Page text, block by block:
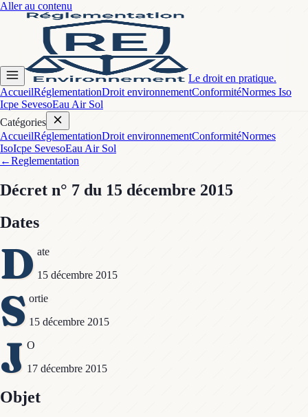
Aller au contenu
Le droit en pratique.
AccueilRéglementationDroit environnementConformitéNormes Iso
Icpe SevesoEau Air Sol
Catégories
AccueilRéglementationDroit environnementConformitéNormes
IsoIcpe SevesoEau Air Sol
←Reglementation
Décret n° 7 du 15 décembre 2015
Dates
D ate
15 décembre 2015
S ortie
15 décembre 2015
J O
17 décembre 2015
Objet